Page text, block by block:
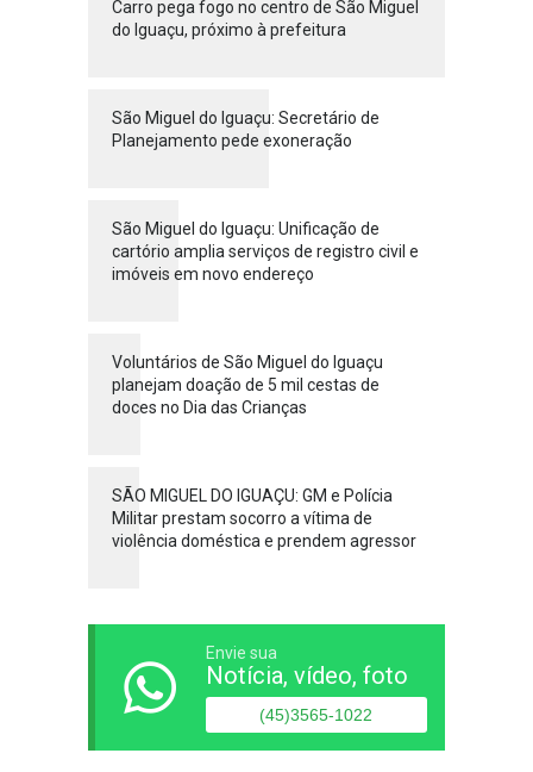
Carro pega fogo no centro de São Miguel
do Iguaçu, próximo à prefeitura
São Miguel do Iguaçu: Secretário de
Planejamento pede exoneração
São Miguel do Iguaçu: Unificação de
cartório amplia serviços de registro civil e
imóveis em novo endereço
Voluntários de São Miguel do Iguaçu
planejam doação de 5 mil cestas de
doces no Dia das Crianças
SÃO MIGUEL DO IGUAÇU: GM e Polícia
Militar prestam socorro a vítima de
violência doméstica e prendem agressor
Envie sua
Notícia, vídeo, foto
(45)3565-1022